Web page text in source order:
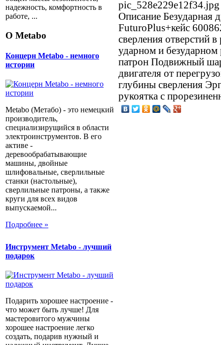
надежность, комфортность в
работе, ...
О Metabo
Концерн Metabo - немного
истории
Metabo (Метабо) - это немецкий
производитель,
специализирущийся в области
электроинструментов. В его
активе -
деревообрабатывающие
машины, двойные
шлифовальные, сверлильные
станки (настольные),
сверлильные патроны, а также
круги для всех видов
выпускаемой...
Подробнее »
Инструмент Metabo - лучший
подарок
Подарить хорошее настроение -
что может быть лучше! Для
мастеровитого мужчины
хорошее настроение легко
создать, подарив нужный и
pic_528e229e12f34.jpg
Описание Безударная
FuturoPlus+кейс
сверления отверстий
ударном и
патрон Подвижный
двигателя от
глубины сверления
рукоятка с